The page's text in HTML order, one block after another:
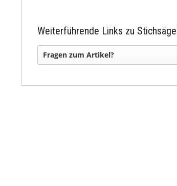
Weiterführende Links zu
Fragen zum Artikel?